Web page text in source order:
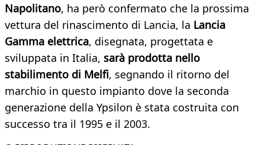
Napolitano, ha però confermato che la prossima
vettura del rinascimento di Lancia, la Lancia
Gamma elettrica, disegnata, progettata e
sviluppata in Italia, sarà prodotta nello
stabilimento di Melfi, segnando il ritorno del
marchio in questo impianto dove la seconda
generazione della Ypsilon è stata costruita con
successo tra il 1995 e il 2003.